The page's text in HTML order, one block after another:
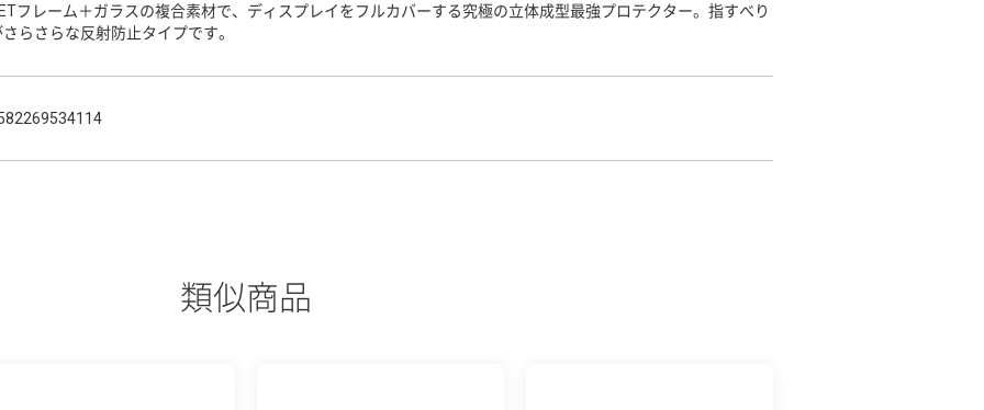
フレーム＋ガラスの複合素材で、ディスプレイをフルカバーする究極の立体成型最強プロテクター。指すべり
らさらな反射防止タイプです。
類似商品